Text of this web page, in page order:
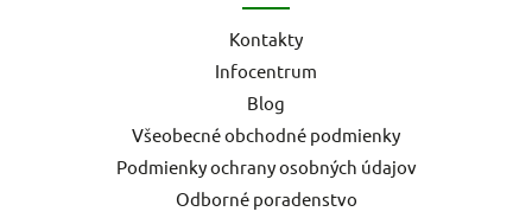
Kontakty
Infocentrum
Blog
Všeobecné obchodné podmienky
Podmienky ochrany osobných údajov
Odborné poradenstvo